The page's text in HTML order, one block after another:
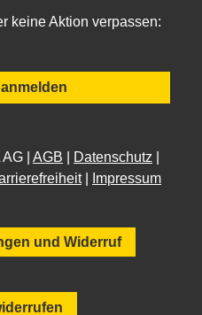
keine Aktion verpassen:
| AGB Datenschutz
| Impressum
und Widerruf